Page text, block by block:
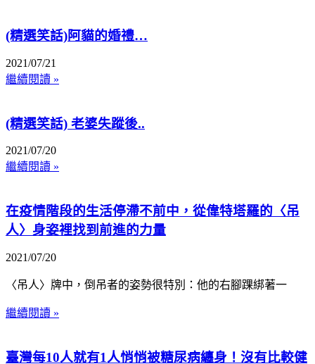
(精選笑話)阿貓的婚禮…
2021/07/21
繼續閱讀 »
(精選笑話) 老婆失蹤後..
2021/07/20
繼續閱讀 »
在疫情階段的生活停滯不前中，從偉特塔羅的〈吊
人〉身姿裡找到前進的力量
2021/07/20
〈吊人〉牌中，倒吊者的姿勢很特別：他的右腳踝綁著一
繼續閱讀 »
臺灣每10人就有1人悄悄被糖尿病纏身！沒有比較健